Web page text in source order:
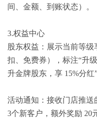
间、金额、到账状态）。
3.权益中心
股东权益：展示当前等
扣、免费券），标注“升
升金牌股东，享 15%分红
活动通知：接收门店推送
3个新客户，额外奖励 20